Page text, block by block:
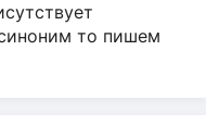
то пишем